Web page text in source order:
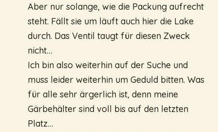
Aber nur solange, wie die Packung aufrecht
steht. Fällt sie um läuft auch hier die Lake
durch. Das Ventil taugt für diesen Zweck
nicht…
Ich bin also weiterhin auf der Suche und
muss leider weiterhin um Geduld bitten. Was
für alle sehr ärgerlich ist, denn meine
Gärbehälter sind voll bis auf den letzten
Platz…